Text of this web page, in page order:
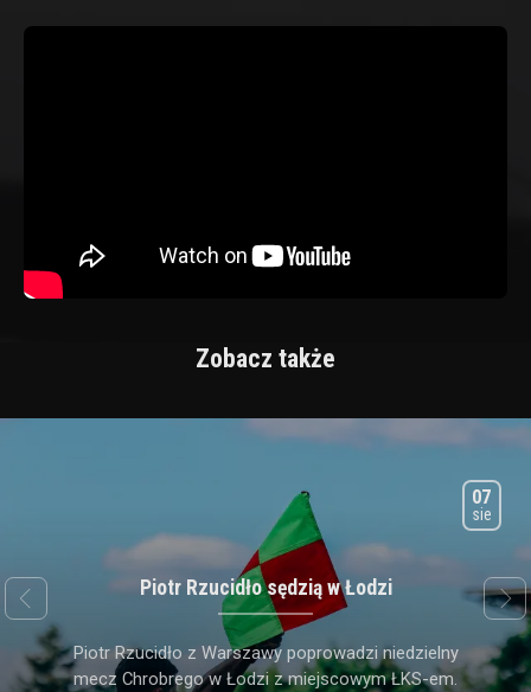
Zobacz także
prev next
07
sie
Piotr Rzucidło sędzią w Łodzi
Piotr Rzucidło z Warszawy poprowadzi niedzielny
mecz Chrobrego w Łodzi z miejscowym ŁKS-em.